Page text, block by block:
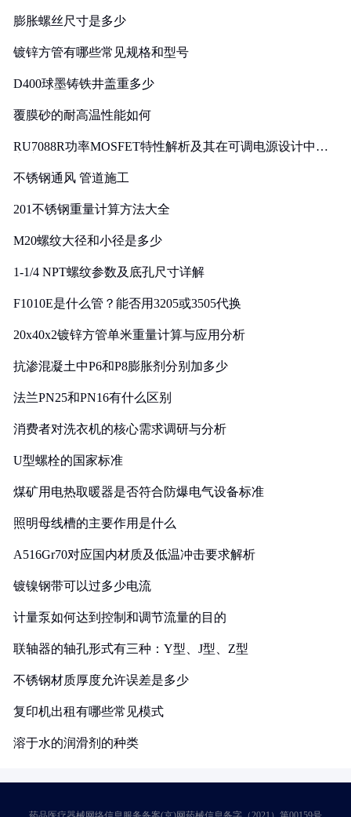
膨胀螺丝尺寸是多少
镀锌方管有哪些常见规格和型号
D400球墨铸铁井盖重多少
覆膜砂的耐高温性能如何
RU7088R功率MOSFET特性解析及其在可调电源设计中的
不锈钢通风 管道施工
201不锈钢重量计算方法大全
M20螺纹大径和小径是多少
1-1/4 NPT螺纹参数及底孔尺寸详解
F1010E是什么管？能否用3205或3505代换
20x40x2镀锌方管单米重量计算与应用分析
抗渗混凝土中P6和P8膨胀剂分别加多少
法兰PN25和PN16有什么区别
消费者对洗衣机的核心需求调研与分析
U型螺栓的国家标准
煤矿用电热取暖器是否符合防爆电气设备标准
照明母线槽的主要作用是什么
A516Gr70对应国内材质及低温冲击要求解析
镀镍钢带可以过多少电流
计量泵如何达到控制和调节流量的目的
联轴器的轴孔形式有三种：Y型、J型、Z型
不锈钢材质厚度允许误差是多少
复印机出租有哪些常见模式
溶于水的润滑剂的种类